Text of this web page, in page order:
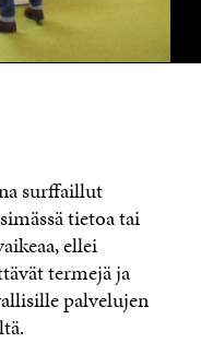
surffaillut
tietoa tai
ellei
termejä ja
palvelujen